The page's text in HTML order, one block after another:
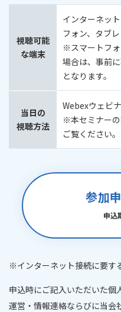
視聴可能
な端末
インターネッ
フォン、タブ
※スマートフ
場合は、事前
となります。
当日の
視聴方法
Webexウェビ
※本セミナーの
ご覧ください。
参加
申込
※インターネット接続に要す
申込時にご記入いただいた個
運営・情報連絡ならびに当会